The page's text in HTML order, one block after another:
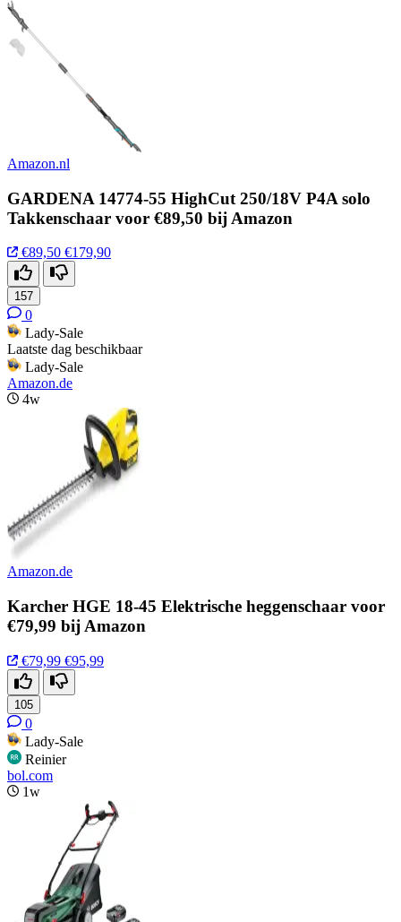
Amazon.nl
GARDENA 14774-55 HighCut 250/18V P4A solo
Takkenschaar voor €89,50 bij Amazon
€89,50 €179,90
157
0
Lady-Sale
Laatste dag beschikbaar
Lady-Sale
Amazon.de
4w
Amazon.de
Karcher HGE 18-45 Elektrische heggenschaar voor
€79,99 bij Amazon
€79,99 €95,99
105
0
Lady-Sale
Reinier
bol.com
1w